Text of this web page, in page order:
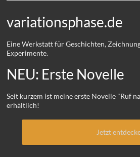
variationsphase.de
Eine Werkstatt für Geschichten,
Experimente.
NEU: Erste Novelle
Seit kurzem ist meine erste Novelle "Ruf
erhältlich!
Jetzt